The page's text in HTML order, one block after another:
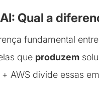
Qual a
fundamental
que produzem
AWS divide essas